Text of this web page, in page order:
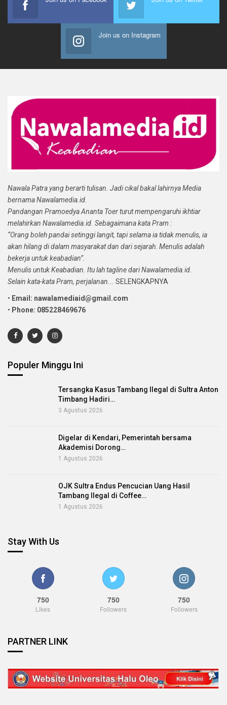
Join us on Instagram
Nawala Patra yang berarti tulisan. Jadi cikal bakal lahirnya Media
bernama Nawalamedia.id.
Pandangan Pramoedya Ananta Toer turut mempengaruhi ikhtiar
melahirkan Nawalamedia.id. Sebagaimana kata Pram :
“Orang boleh pandai setinggi langit, tapi selama ia tidak menulis, ia
akan hilang di dalam masyarakat dan dari sejarah. Menulis adalah
bekerja untuk keabadian”.
Menulis untuk Keabadian. Itu lah tagline dari Nawalamedia.id.
Selain kata-kata Pram, perjalanan...
SELENGKAPNYA
• Email: nawalamediaid@gmail.com
• Phone: 085228469676
Populer Minggu Ini
Tersangka Kasus Tambang Ilegal di Sultra Anton
Timbang Hadiri…
3 Agustus 2026
Digelar di Kendari, Pemerintah bersama
Akademisi Dorong…
1 Agustus 2026
OJK Sultra Endus Pencucian Uang Hasil
Tambang Ilegal di Coffee…
1 Agustus 2026
Stay With Us
750
Likes
750
Followers
750
Followers
PARTNER LINK